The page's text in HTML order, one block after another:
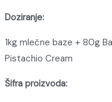
Doziranje:
1kg mlečne baze + 80g
Pistachio Cream
Šifra proizvoda: